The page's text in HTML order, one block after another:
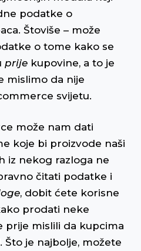
podatke o
Štoviše – može
o tome kako se
prijekupovine, a to je
mislimo da nije
svijetu.
može nam dati
koje bi proizvode naši
iz nekog razloga ne
čitati podatke i
, dobit ćete korisne
prodati neke
prije mislili da kupcima
Što je najbolje, možete